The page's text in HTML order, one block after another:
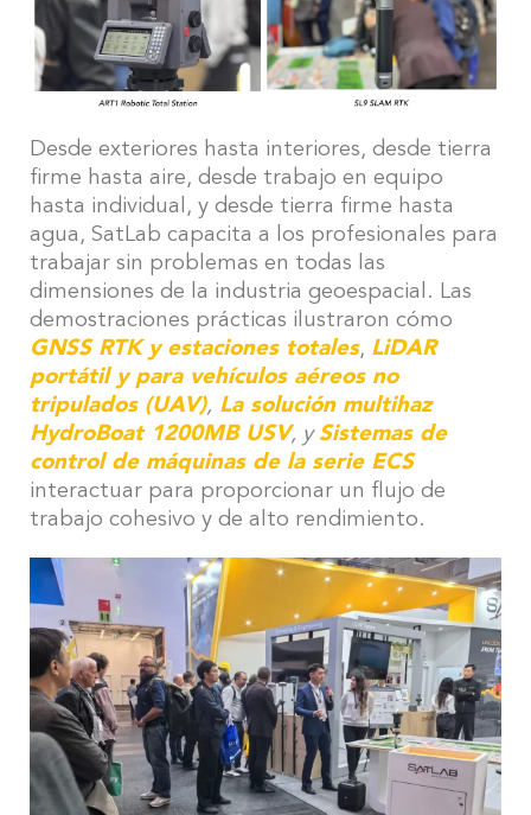
Desde exteriores hasta interiores, desde tierra
firme hasta aire, desde trabajo en equipo
hasta individual, y desde tierra firme hasta
agua, SatLab capacita a los profesionales para
trabajar sin problemas en todas las
dimensiones de la industria geoespacial. Las
demostraciones prácticas ilustraron cómo
GNSS RTK y estaciones totales, LiDAR
portátil y para vehículos aéreos no
tripulados (UAV), La solución multihaz
HydroBoat 1200MB USV, y Sistemas de
control de máquinas de la serie ECS
interactuar para proporcionar un flujo de
trabajo cohesivo y de alto rendimiento.